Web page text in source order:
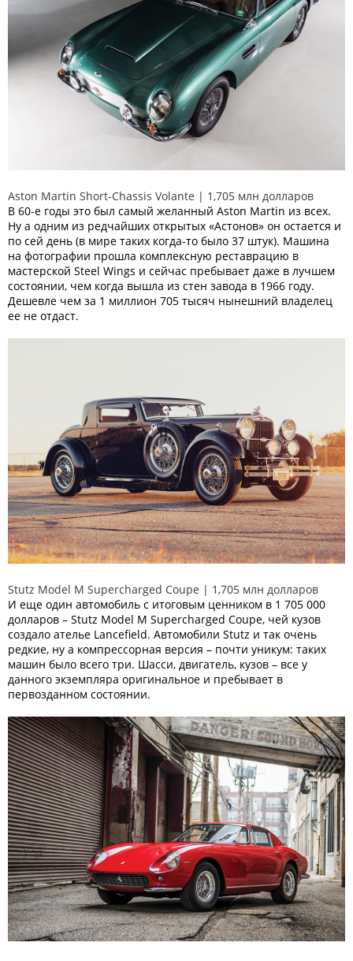
Aston Martin Short-Chassis Volante | 1,705 млн долларов
В 60-е годы это был самый желанный Aston Martin из всех.
Ну а одним из редчайших открытых «Астонов» он остается и
по сей день (в мире таких когда-то было 37 штук). Машина
на фотографии прошла комплексную реставрацию в
мастерской Steel Wings и сейчас пребывает даже в лучшем
состоянии, чем когда вышла из стен завода в 1966 году.
Дешевле чем за 1 миллион 705 тысяч нынешний владелец
ее не отдаст.
Stutz Model M Supercharged Coupe | 1,705 млн долларов
И еще один автомобиль с итоговым ценником в 1 705 000
долларов – Stutz Model M Supercharged Coupe, чей кузов
создало ателье Lancefield. Автомобили Stutz и так очень
редкие, ну а компрессорная версия – почти уникум: таких
машин было всего три. Шасси, двигатель, кузов – все у
данного экземпляра оригинальное и пребывает в
первозданном состоянии.